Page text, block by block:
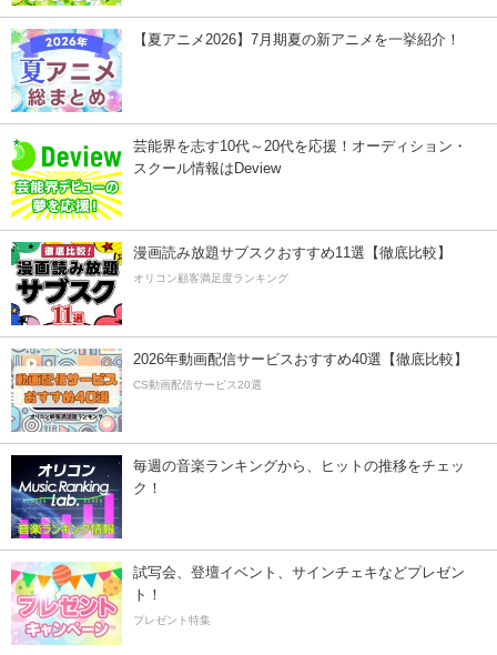
【夏アニメ2026】7月期夏の新アニメを一挙紹介！
芸能界を志す10代～20代を応援！オーディション・
スクール情報はDeview
漫画読み放題サブスクおすすめ11選【徹底比較】
オリコン顧客満足度ランキング
2026年動画配信サービスおすすめ40選【徹底比較】
CS動画配信サービス20選
毎週の音楽ランキングから、ヒットの推移をチェッ
ク！
試写会、登壇イベント、サインチェキなどプレゼン
ト！
プレゼント特集